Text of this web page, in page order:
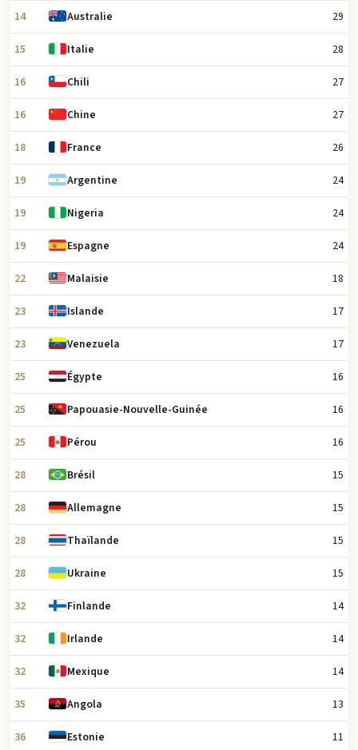
14 Australie 29
15 Italie 28
16 Chili 27
16 Chine 27
18 France 26
19 Argentine 24
19 Nigeria 24
19 Espagne 24
22 Malaisie 18
23 Islande 17
23 Venezuela 17
25 Égypte 16
25 Papouasie-Nouvelle-Guinée 16
25 Pérou 16
28 Brésil 15
28 Allemagne 15
28 Thaïlande 15
28 Ukraine 15
32 Finlande 14
32 Irlande 14
32 Mexique 14
35 Angola 13
36 Estonie 11